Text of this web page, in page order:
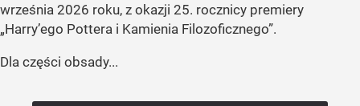
września 2026 roku, z okazji 25. rocznicy premiery
„Harry’ego Pottera i Kamienia Filozoficznego”.
Dla części obsady...